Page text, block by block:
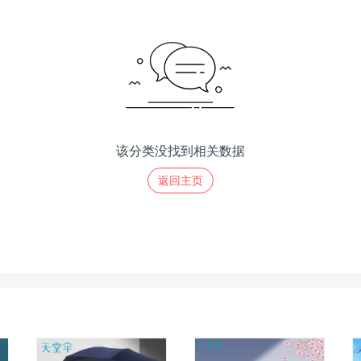
该分类没找到相关数据
返回主页